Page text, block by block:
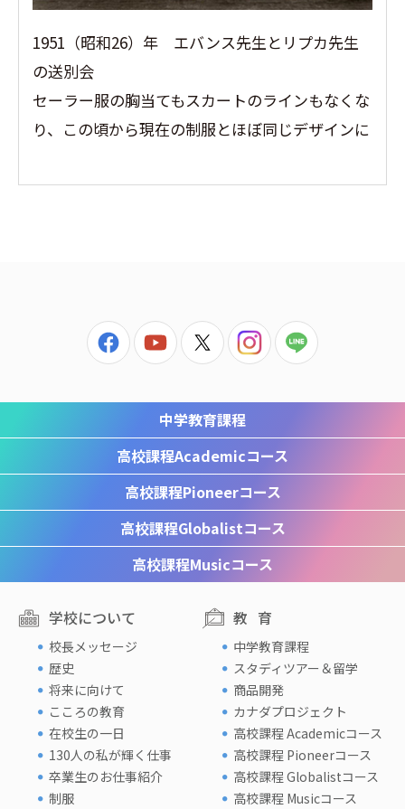
1951（昭和26）年 エバンス先生とリプカ先生
の送別会
セーラー服の胸当てもスカートのラインもなくな
り、この頃から現在の制服とほぼ同じデザインに
中学教育課程
高校課程Academicコース
高校課程Pioneerコース
高校課程Globalistコース
高校課程Musicコース
学校について
校長メッセージ
歴史
将来に向けて
こころの教育
在校生の一日
130人の私が輝く仕事
卒業生のお仕事紹介
制服
教育
中学教育課程
スタディツアー＆留学
商品開発
カナダプロジェクト
高校課程 Academicコース
高校課程 Pioneerコース
高校課程 Globalistコース
高校課程 Musicコース